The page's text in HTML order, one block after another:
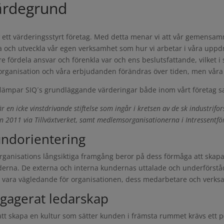
ett värderingsstyrt företag. Med detta menar vi att vår
och utveckla vår egen verksamhet som hur vi arbetar i våra
fördela ansvar och förenkla var och ens beslutsfattande, vilket
och våra erbjudanden förändras över tiden, men
SIQ´s grundläggande värderingar både inom vårt företag
en icke vinstdrivande stiftelse som ingår i kretsen av de sk
2011 via Tillväxtverket, samt medlemsorganisationerna i
långsiktiga framgång beror på dess förmåga att
De externa och interna kundernas uttalade och
vara vägledande för organisationen, dess medarbetare och
ledarskap
skapa en kultur som sätter kunden i främsta rummet krävs ett